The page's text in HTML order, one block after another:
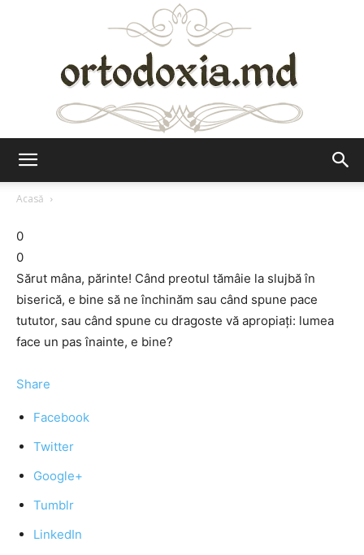
Acasă
0
0
Sărut mâna, părinte! Când preotul tămâie la slujbă în
biserică, e bine să ne închinăm sau când spune pace
tututor, sau când spune cu dragoste vă apropiați: lumea
face un pas înainte, e bine?
Share
Facebook
Twitter
Google+
Tumblr
LinkedIn